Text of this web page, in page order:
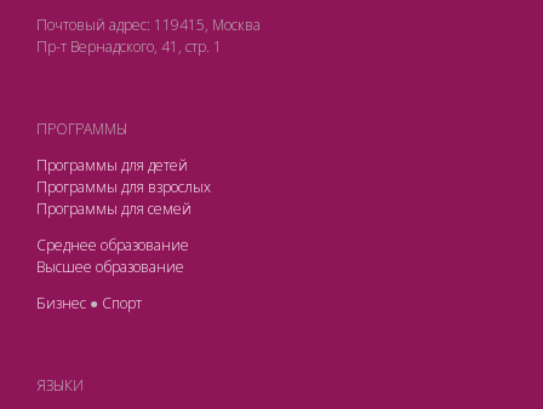
Почтовый адрес: 119415, Москва
Пр-т Вернадского, 41, стр. 1
ПРОГРАММЫ
Программы для детей
Программы для взрослых
Программы для семей
Среднее образование
Высшее образование
Бизнес ● Спорт
ЯЗЫКИ